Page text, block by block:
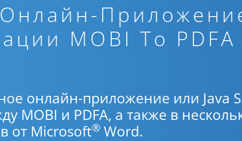
MOBI To PDFA
онлайн-приложение или Java
MOBI и PDFA, а также в
от Microsoft® Word.